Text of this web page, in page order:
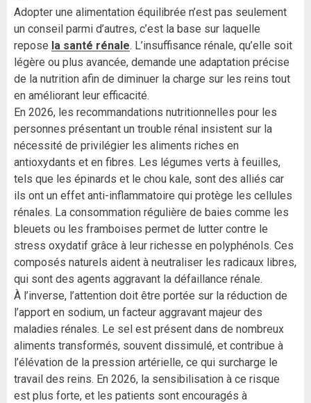
Adopter une alimentation équilibrée n’est pas seulement
un conseil parmi d’autres, c’est la base sur laquelle
repose la santé rénale. L’insuffisance rénale, qu’elle soit
légère ou plus avancée, demande une adaptation précise
de la nutrition afin de diminuer la charge sur les reins tout
en améliorant leur efficacité.
En 2026, les recommandations nutritionnelles pour les
personnes présentant un trouble rénal insistent sur la
nécessité de privilégier les aliments riches en
antioxydants et en fibres. Les légumes verts à feuilles,
tels que les épinards et le chou kale, sont des alliés car
ils ont un effet anti-inflammatoire qui protège les cellules
rénales. La consommation régulière de baies comme les
bleuets ou les framboises permet de lutter contre le
stress oxydatif grâce à leur richesse en polyphénols. Ces
composés naturels aident à neutraliser les radicaux libres,
qui sont des agents aggravant la défaillance rénale.
À l’inverse, l’attention doit être portée sur la réduction de
l’apport en sodium, un facteur aggravant majeur des
maladies rénales. Le sel est présent dans de nombreux
aliments transformés, souvent dissimulé, et contribue à
l’élévation de la pression artérielle, ce qui surcharge le
travail des reins. En 2026, la sensibilisation à ce risque
est plus forte, et les patients sont encouragés à